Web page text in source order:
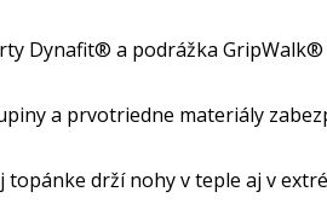
Dynafit® a podrážka
a prvotriedne materiály
drží nohy v teple aj v